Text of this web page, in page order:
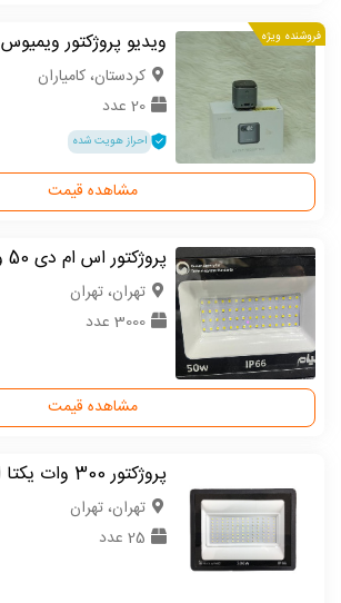
فروشنده ویژه ویدیو پروژکتور ویمیوس
كردستان، کامیاران
20 عدد
احراز هویت شده
مشاهده قیمت
پروژکتور اس ام دی 50 وات
تهران، تهران
3000 عدد
مشاهده قیمت
پروژکتور 300 وات یکتا افروز
تهران، تهران
25 عدد